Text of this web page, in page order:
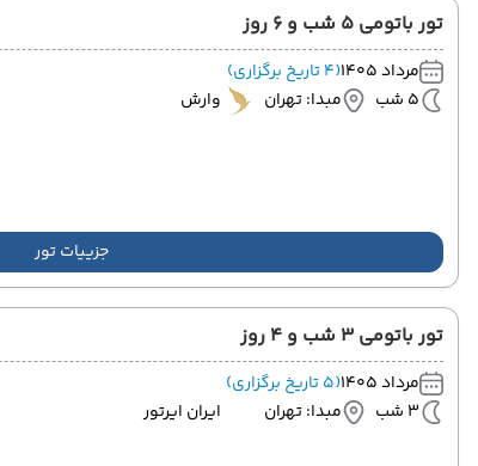
تور باتومی 5 شب و 6 روز
مرداد 1405
(4 تاریخ برگزاری)
5 شب
مبدا: تهران وارش
جزییات تور
تور باتومی 3 شب و 4 روز
مرداد 1405
(5 تاریخ برگزاری)
3 شب
مبدا: تهران ایران ایرتور